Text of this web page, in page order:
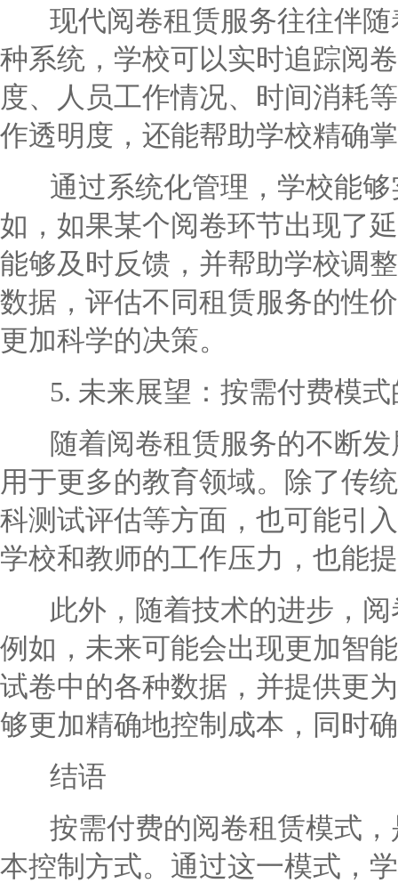
现代阅卷租赁服务往往伴随
种系统，学校可以实时追踪阅
度、人员工作情况、时间消耗
作透明度，还能帮助学校精确
通过系统化管理，学校能够
如，如果某个阅卷环节出现了
能够及时反馈，并帮助学校调
数据，评估不同租赁服务的性
更加科学的决策。
5. 未来展望：按需付费模式
随着阅卷租赁服务的不断发
用于更多的教育领域。除了传
科测试评估等方面，也可能引
学校和教师的工作压力，也能
此外，随着技术的进步，阅
例如，未来可能会出现更加智
试卷中的各种数据，并提供更
够更加精确地控制成本，同时
结语
按需付费的阅卷租赁模式，
本控制方式。通过这一模式，